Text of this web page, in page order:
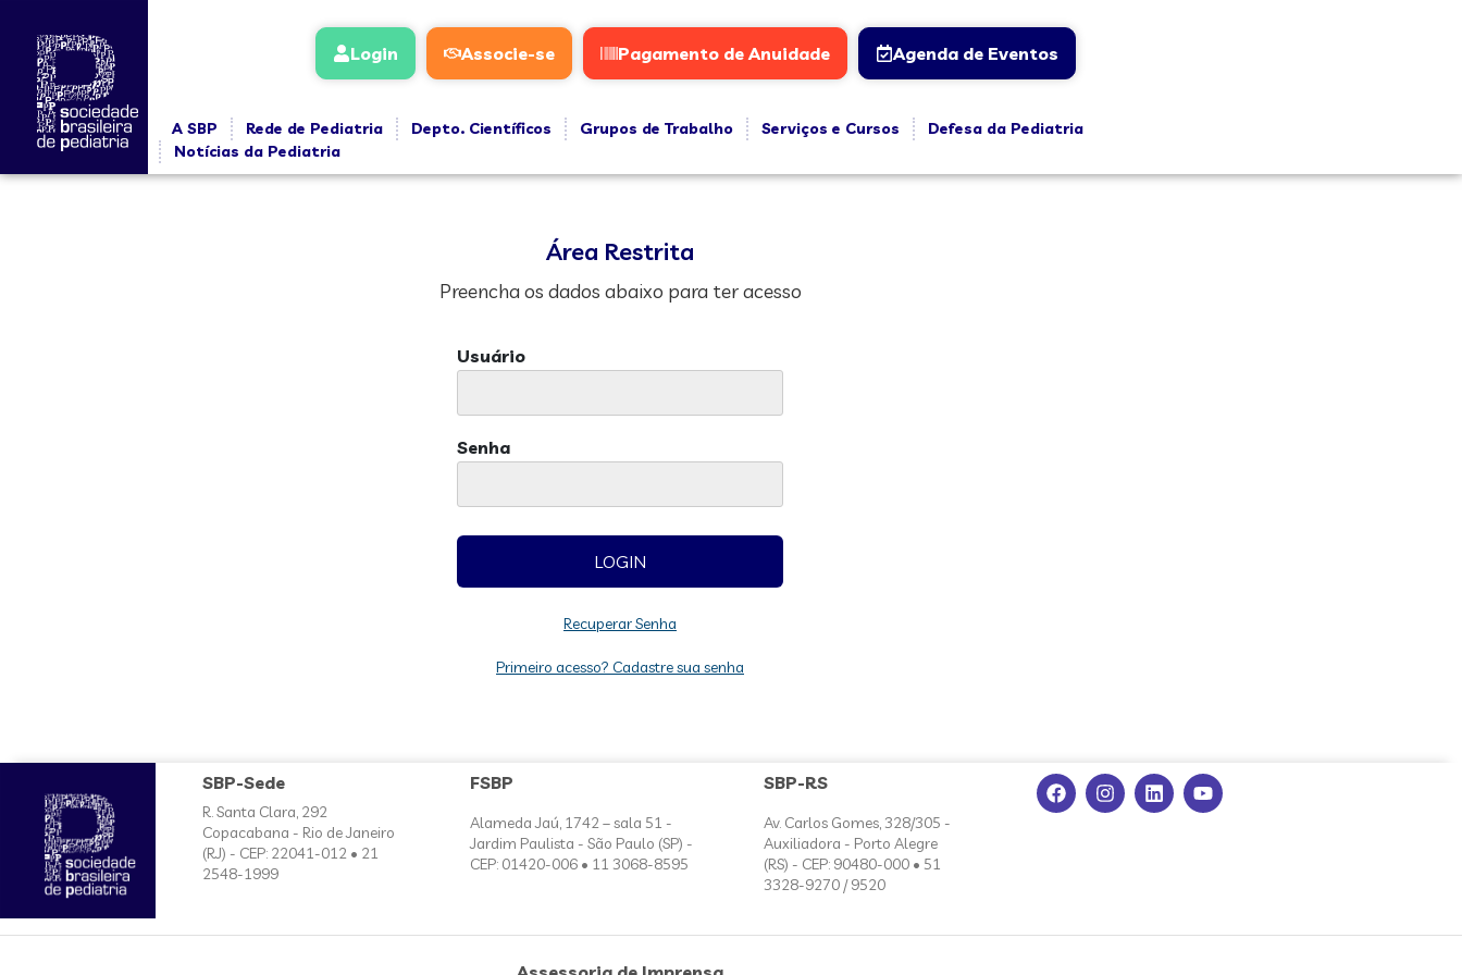
Login Associe-se Pagamento de Anuidade Agenda de Eventos
A SBP Rede de Pediatria Depto. Científicos Grupos de Trabalho Serviços e Cursos
Defesa da Pediatria
Notícias da Pediatria
Área Restrita
Preencha os dados abaixo para ter acesso
Usuário
Senha
Recuperar Senha
Primeiro acesso? Cadastre sua senha
SBP-Sede
R. Santa Clara, 292
Copacabana - Rio de Janeiro
(RJ) - CEP: 22041-012 • 21
2548-1999
FSBP
Alameda Jaú, 1742 – sala 51 -
Jardim Paulista - São Paulo (SP) -
CEP: 01420-006 • 11 3068-8595
SBP-RS
Av. Carlos Gomes, 328/305 -
Auxiliadora - Porto Alegre
(RS) - CEP: 90480-000 • 51
3328-9270 / 9520